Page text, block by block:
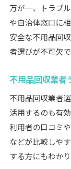
万が一、トラブ
や自治体窓口に
安全な不用品回
者選びが不可欠で
不用品回収業者
不用品回収業者
活用するのも有
利用者の口コミ
などが比較しや
する方にもわか